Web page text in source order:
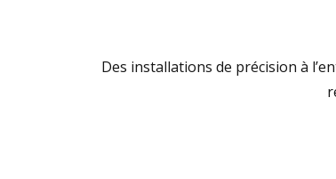
Des installations de précision à